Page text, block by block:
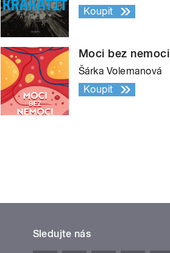
Koupit
Moci bez nemoci
Šárka Volemanová
Koupit
Sledujte nás